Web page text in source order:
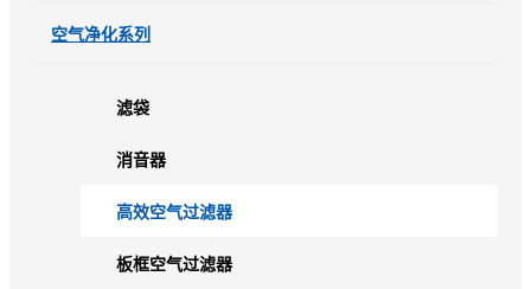
空气净化系列
滤袋
消音器
高效空气过滤器
板框空气过滤器